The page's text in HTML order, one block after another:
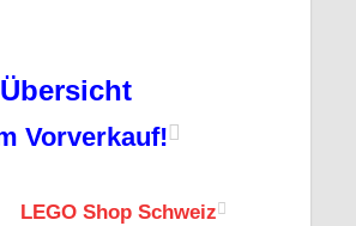
Vorverkauf!
LEGO Shop Schweiz